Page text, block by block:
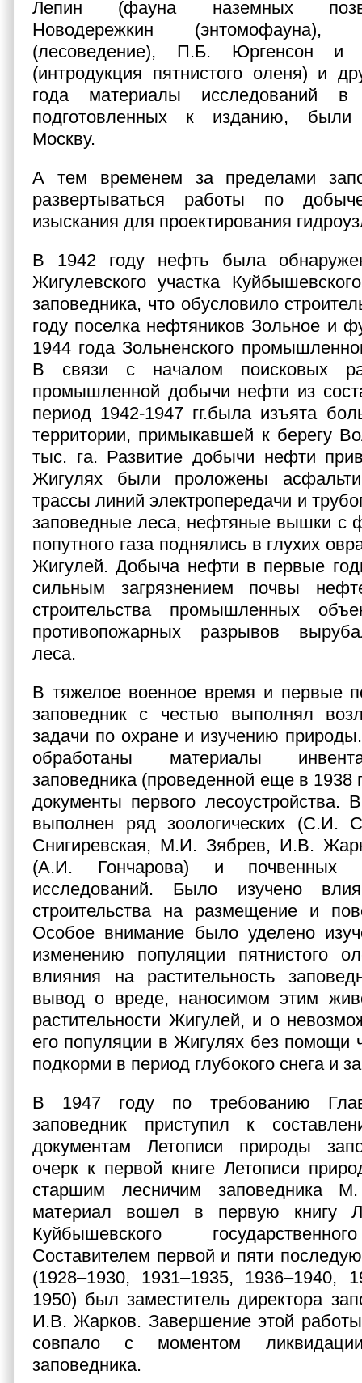
Лепин (фауна наземных
Новодережкин
(лесоведение), П.Б. Юргенсон
(интродукция пятнистого оленя) и
года материалы исследований в
подготовленных к изданию,
Москву.
А тем временем за пределами
развертываться работы по
изыскания для проектирования
В 1942 году нефть была
Жигулевского участка
заповедника, что обусловило
году поселка нефтяников Зольное и
1944 года Зольненского
В связи с началом поисковых
промышленной добычи нефти из
период 1942-1947 гг.была изъята
территории, примыкавшей к берегу
тыс. га. Развитие добычи нефти
Жигулях были проложены
трассы линий электропередачи и
заповедные леса, нефтяные вышки с
попутного газа поднялись в глухих
Жигулей. Добыча нефти в первые
сильным загрязнением почвы
строительства промышленных
противопожарных разрывов
леса.
В тяжелое военное время и первые
заповедник с честью выполнял
задачи по охране и изучению
обработаны материалы
заповедника (проведенной еще в
документы первого лесоустройства.
выполнен ряд зоологических (С.И.
Снигиревская, М.И. Зябрев, И.В.
(А.И. Гончарова) и почвенных
исследований. Было изучено
строительства на размещение и
Особое внимание было уделено
изменению популяции пятнистого
влияния на растительность
вывод о вреде, наносимом этим
растительности Жигулей, и о
его популяции в Жигулях без помощи
подкорми в период глубокого снега и
В 1947 году по требованию
заповедник приступил к
документам Летописи природы
очерк к первой книге Летописи
старшим лесничим заповедника
материал вошел в первую книгу
Куйбышевского
Составителем первой и пяти
(1928–1930, 1931–1935, 1936–1940,
1950) был заместитель директора
И.В. Жарков. Завершение этой
совпало с моментом
заповедника.